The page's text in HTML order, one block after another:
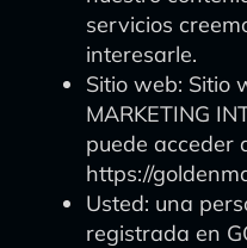
servicios
interesarle.
Sitio web: Sitio
MARKETING
puede acceder
https://
Usted: una
registrada en